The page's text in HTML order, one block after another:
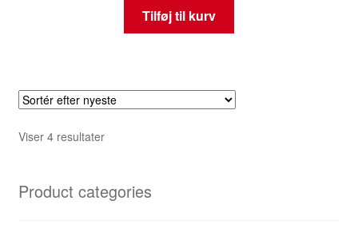
Tilføj til kurv
Viser 4 resultaterSorteret
Product categories